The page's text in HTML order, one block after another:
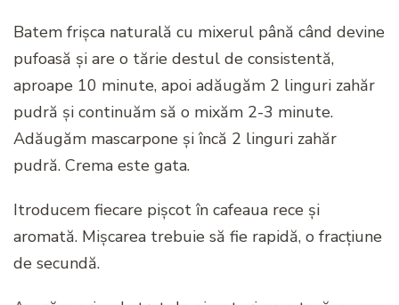
Batem frișca naturală cu mixerul până când devine
pufoasă și are o tărie destul de consistentă,
aproape 10 minute, apoi adăugăm 2 linguri zahăr
pudră și continuăm să o mixăm 2-3 minute.
Adăugăm mascarpone și încă 2 linguri zahăr
pudră. Crema este gata.
Itroducem fiecare pișcot în cafeaua rece și
aromată. Mișcarea trebuie să fie rapidă, o fracțiune
de secundă.